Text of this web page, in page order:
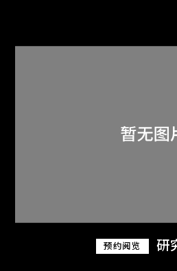
预约阅览 研
关于M+藏品
探索世界顶级的二十及